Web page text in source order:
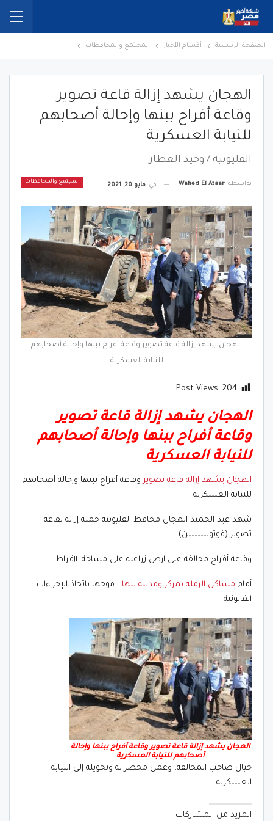
الصفحة الرئيسية أقسام الأخبار المجتمع والمحافظات
الهجان يشهد إزالة قاعة تصوير
وقاعة أفراح ببنها وإحالة أصحابهم
للنيابة العسكرية
القليوبية / وحيد العطار
المجتمع والمحافظات بواسطة Wahed El Ataar في مايو 20, 2021
الهجان يشهد إزالة قاعة تصوير وقاعة أفراح ببنها وإحالة أصحابهم
للنيابة العسكرية
Post Views: 204
الهجان يشهد إزالة قاعة تصوير
وقاعة أفراح ببنها وإحالة أصحابهم
للنيابة العسكرية
الهجان يشهد إزالة قاعة تصويروقاعة أفراح ببنها وإحالة أصحابهم
للنيابة العسكرية
شهد عبد الحميد الهجان محافظ القليوبيه حمله إزالة لقاعه
تصوير (فوتوسيشن)
وقاعه أفراح مخالفه علي ارض زراعيه على مساحة ١٢قراط
أمام مساكن الرمله بمركز ومدينه بنها ، موجها باتخاذ الإجراءات
القانونية
الهجان يشهد إزالة قاعة تصوير وقاعة أفراح ببنها وإحالة
أصحابهم للنيابة العسكرية
حيال صاحب المخالفة، وعمل محضر له وتحويله إلى النيابة
العسكرية.
المزيد من المشاركات